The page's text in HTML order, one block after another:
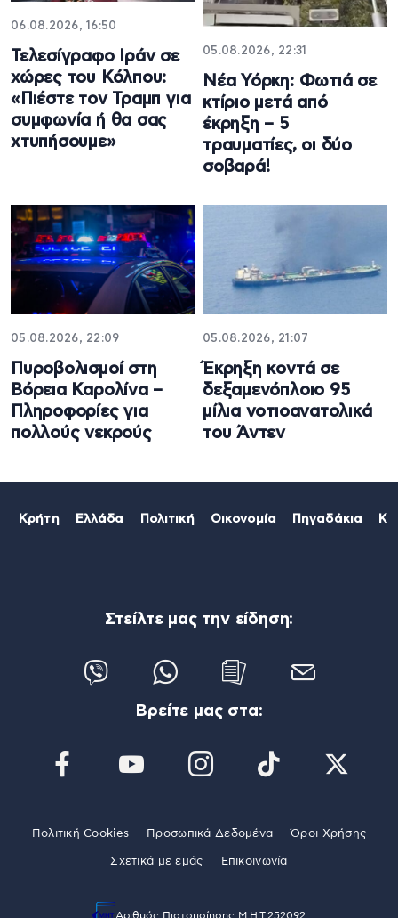
06.08.2026, 16:50
Τελεσίγραφο Ιράν σε
χώρες του Κόλπου:
«Πιέστε τον Τραμπ για
συμφωνία ή θα σας
χτυπήσουμε»
05.08.2026, 22:31
Νέα Υόρκη: Φωτιά σε
κτίριο μετά από
έκρηξη – 5
τραυματίες, οι δύο
σοβαρά!
05.08.2026, 22:09
Πυροβολισμοί στη
Βόρεια Καρολίνα –
Πληροφορίες για
πολλούς νεκρούς
05.08.2026, 21:07
Έκρηξη κοντά σε
δεξαμενόπλοιο 95
μίλια νοτιοανατολικά
του Άντεν
Κρήτη Ελλάδα Πολιτική Οικονομία Πηγαδάκια
Στείλτε μας την είδηση:
Βρείτε μας στα:
Πολιτική Cookies Προσωπικά Δεδομένα Όροι Χρήσης
Σχετικά με εμάς Επικοινωνία
Αριθμός Πιστοποίησης Μ.Η.Τ.252092